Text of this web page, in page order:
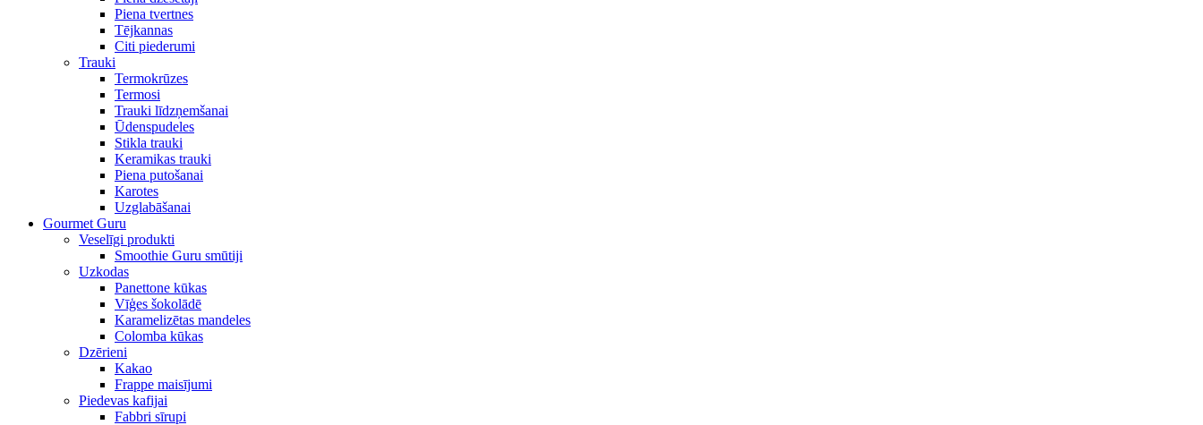
Piena tvertnes
Tējkannas
Citi piederumi
Trauki
Termokrūzes
Termosi
Trauki līdzņemšanai
Ūdenspudeles
Stikla trauki
Keramikas trauki
Piena putošanai
Karotes
Uzglabāšanai
Gourmet Guru
Veselīgi produkti
Smoothie Guru smūtiji
Uzkodas
Panettone kūkas
Vīģes šokolādē
Karamelizētas mandeles
Colomba kūkas
Dzērieni
Kakao
Frappe maisījumi
Piedevas kafijai
Fabbri sīrupi